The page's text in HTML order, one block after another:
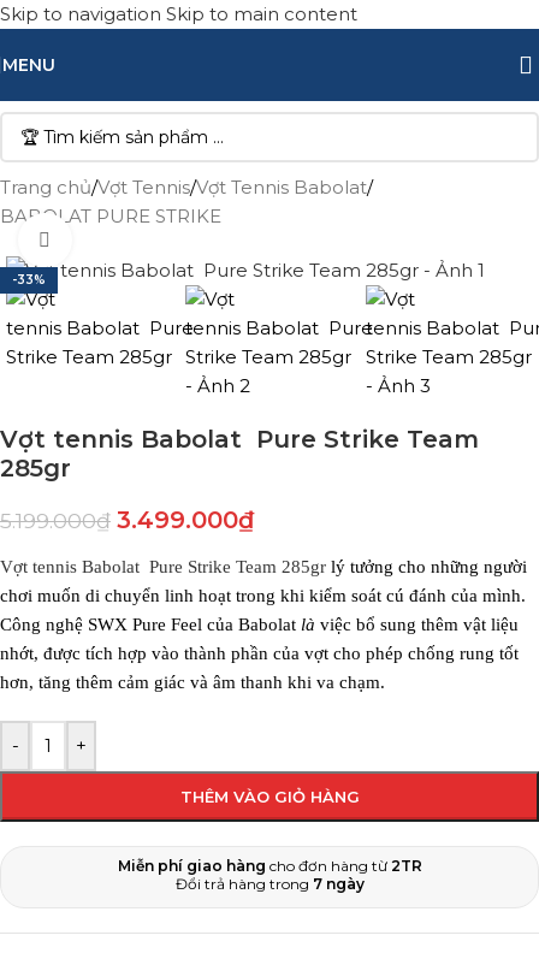
Skip to navigation Skip to main content
MENU
Trang chủ/Vợt Tennis/Vợt Tennis Babolat/
BABOLAT PURE STRIKE
-33%
Vợt tennis Babolat Pure Strike Team
285gr
5.199.000₫ 3.499.000₫
Vợt tennis Babolat Pure Strike Team 285gr lý tưởng cho những người
chơi muốn di chuyển linh hoạt trong khi kiểm soát cú đánh của mình.
Công nghệ SWX Pure Feel của Babolat là việc bổ sung thêm vật liệu
nhớt, được tích hợp vào thành phần của vợt cho phép chống rung tốt
hơn, tăng thêm cảm giác và âm thanh khi va chạm.
- +
THÊM VÀO GIỎ HÀNG
Miễn phí giao hàng cho đơn hàng từ 2TR
Đổi trả hàng trong 7 ngày